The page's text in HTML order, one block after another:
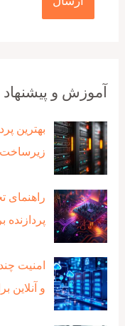
آموزش و پیشنهاد
زیرساخت
امنیت
و آنلاین